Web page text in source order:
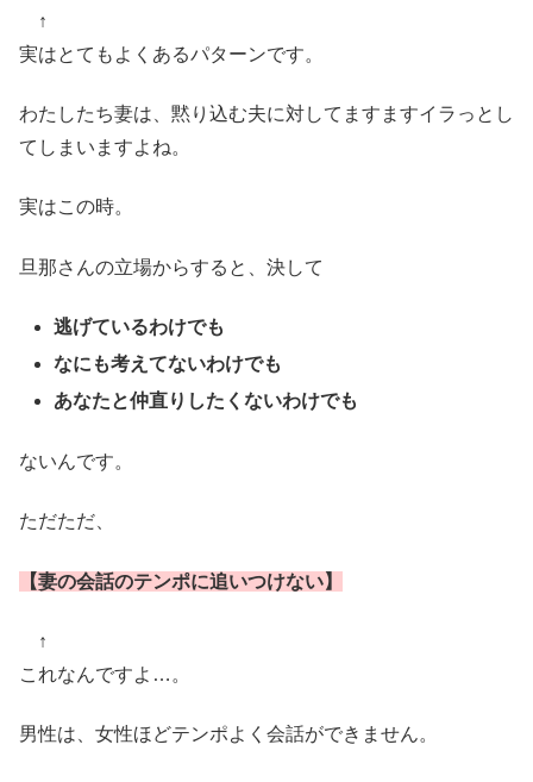
↑
実はとてもよくあるパターンです。
わたしたち妻は、黙り込む夫に対してますますイラっとし
てしまいますよね。
実はこの時。
旦那さんの立場からすると、決して
逃げているわけでも
なにも考えてないわけでも
あなたと仲直りしたくないわけでも
ないんです。
ただただ、
【妻の会話のテンポに追いつけない】
↑
これなんですよ…。
男性は、女性ほどテンポよく会話ができません。